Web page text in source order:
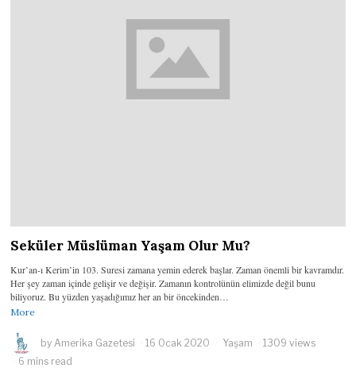
Seküler Müslüman Yaşam Olur Mu?
Kur’an-ı Kerim’in 103. Suresi zamana yemin ederek başlar. Zaman önemli bir kavramdır.
Her şey zaman içinde gelişir ve değişir. Zamanın kontrolünün elimizde değil bunu
biliyoruz. Bu yüzden yaşadığımız her an bir öncekinden…
More
by Amerika Gazetesi 16 Ocak 2020 Yaşam
1309 views
6 mins read